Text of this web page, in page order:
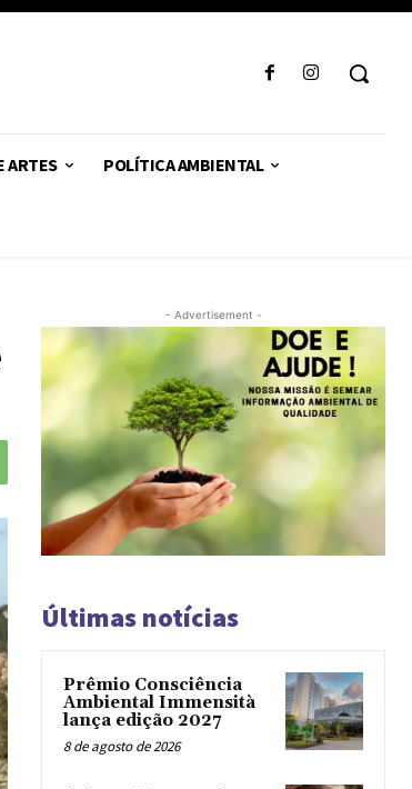
ARTES POLÍTICA AMBIENTAL
- Advertisement -
Últimas notícias
Prêmio Consciência
Ambiental Immensità
lança edição 2027
8 de agosto de 2026